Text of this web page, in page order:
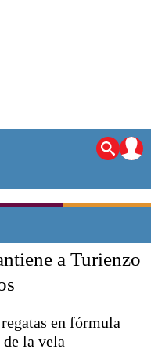
Olímpico
Sur
a Turienzo
en fórmula
la vela